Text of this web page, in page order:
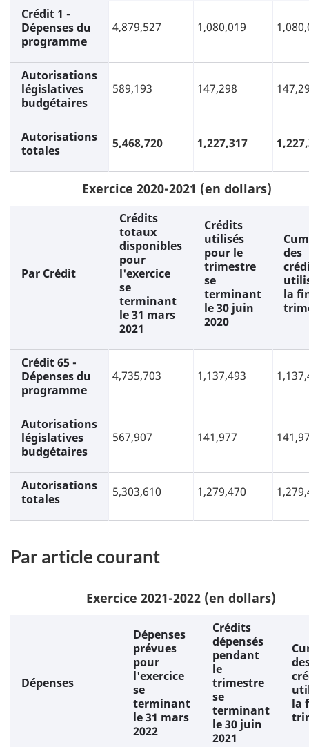
Crédit 1 -
Dépenses du
programme
4,879,527 1,080,019
Autorisations
législatives
budgétaires
589,193 147,298
Autorisations
totales
5,468,720 1,227,317
Exercice 2020-2021 (en dollars)
Par Crédit
Crédits
totaux
disponibles
pour
l'exercice
se
terminant
le 31 mars
2021
Crédits
utilisés
pour le
trimestre
se
terminant
le 30 juin
2020
des
la
Crédit 65 -
Dépenses du
programme
4,735,703 1,137,493
Autorisations
législatives
budgétaires
567,907 141,977
Autorisations
totales
5,303,610 1,279,470
Par article courant
Exercice 2021-2022 (en dollars)
Dépenses
Dépenses
prévues
pour
l'exercice
se
terminant
le 31 mars
2022
Crédits
dépensés
pendant
le
trimestre
se
terminant
le 30 juin
2021
la